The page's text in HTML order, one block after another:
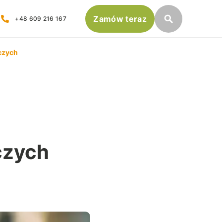
rolniczych Polfert
+48 609 216 167 Zamów teraz